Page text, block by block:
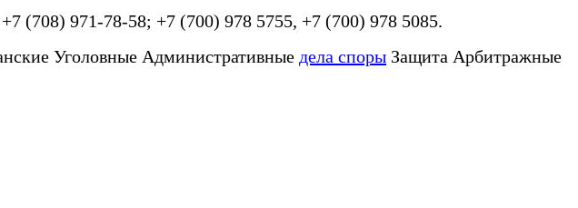
(708) 971-78-58; +7 (700) 978 5755, +7 (700) 978 5085.
Уголовные Административные дела споры Защита Арбитражные